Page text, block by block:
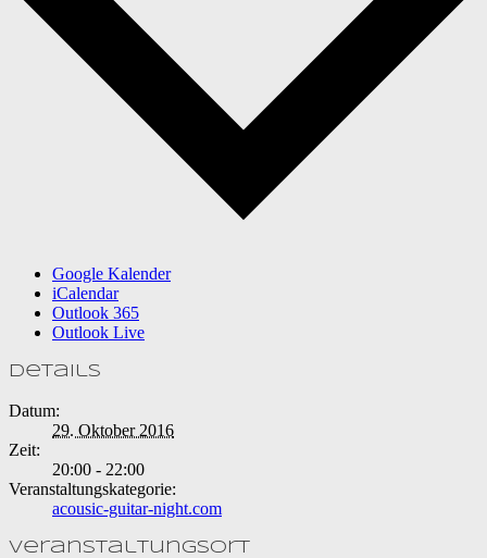
Google Kalender
iCalendar
Outlook 365
Outlook Live
Details
Datum:
29. Oktober 2016
Zeit:
20:00 - 22:00
Veranstaltungskategorie:
acousic-guitar-night.com
Veranstaltungsort